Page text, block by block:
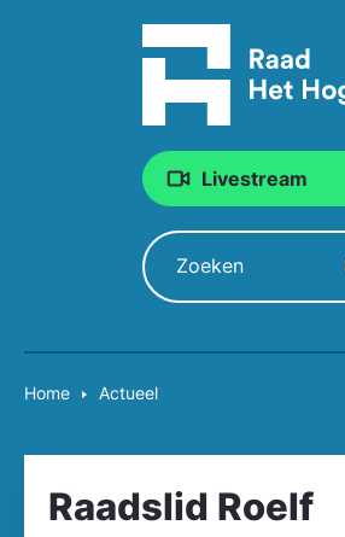
Livestream
Zoeken
Home Actueel
Raadslid Roelf